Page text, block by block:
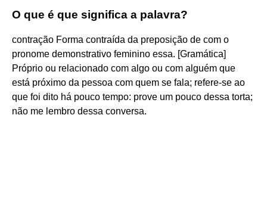
O que é que significa a palavra?
contração Forma contraída da preposição de com o
pronome demonstrativo feminino essa. [Gramática]
Próprio ou relacionado com algo ou com alguém que
está próximo da pessoa com quem se fala; refere-se ao
que foi dito há pouco tempo: prove um pouco dessa torta;
não me lembro dessa conversa.